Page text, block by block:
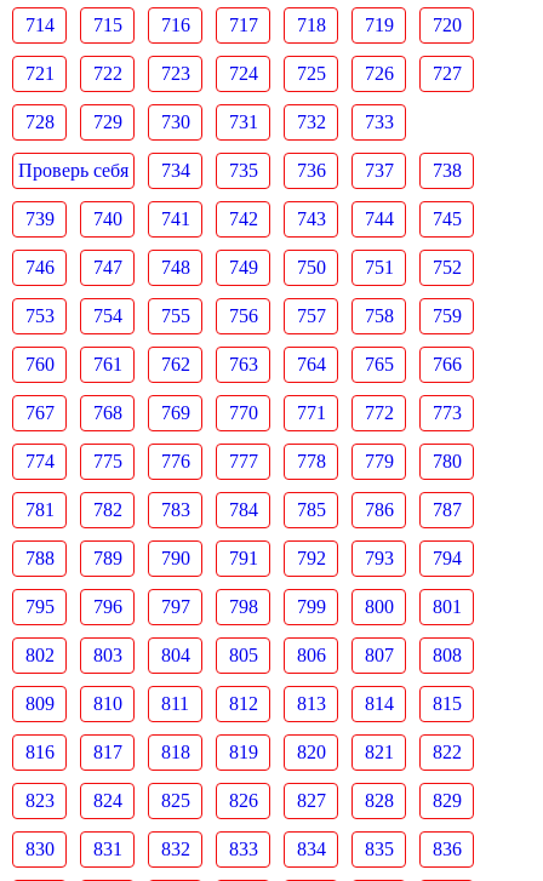
714 715 716 717 718 719 720
721 722 723 724 725 726 727
728 729 730 731 732 733
Проверь себя 734 735 736 737 738
739 740 741 742 743 744 745
746 747 748 749 750 751 752
753 754 755 756 757 758 759
760 761 762 763 764 765 766
767 768 769 770 771 772 773
774 775 776 777 778 779 780
781 782 783 784 785 786 787
788 789 790 791 792 793 794
795 796 797 798 799 800 801
802 803 804 805 806 807 808
809 810 811 812 813 814 815
816 817 818 819 820 821 822
823 824 825 826 827 828 829
830 831 832 833 834 835 836